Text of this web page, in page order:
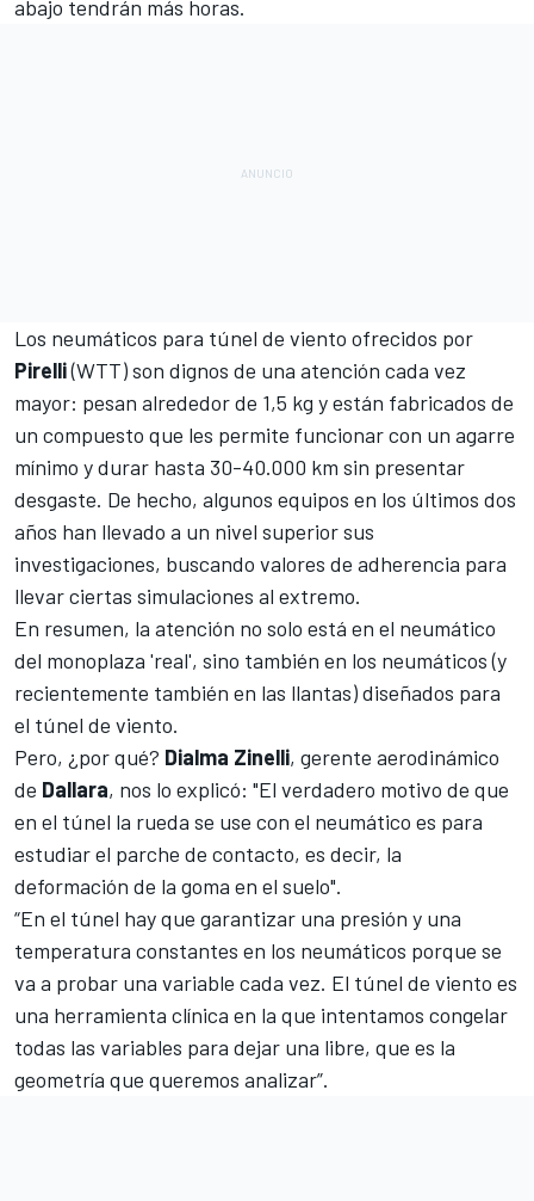
abajo tendrán más horas.
Los neumáticos para túnel de viento ofrecidos por
Pirelli(WTT) son dignos de una atención cada vez
mayor: pesan alrededor de 1,5 kg y están fabricados de
un compuesto que les permite funcionar con un agarre
mínimo y durar hasta 30-40.000 km sin presentar
desgaste. De hecho, algunos equipos en los últimos dos
años han llevado a un nivel superior sus
investigaciones, buscando valores de adherencia para
llevar ciertas simulaciones al extremo.
En resumen, la atención no solo está en el neumático
del monoplaza 'real', sino también en los neumáticos (y
recientemente también en las llantas) diseñados para
el túnel de viento.
Pero, ¿por qué? Dialma Zinelli, gerente aerodinámico
de Dallara, nos lo explicó: "El verdadero motivo de que
en el túnel la rueda se use con el neumático es para
estudiar el parche de contacto, es decir, la
deformación de la goma en el suelo".
“En el túnel hay que garantizar una presión y una
temperatura constantes en los neumáticos porque se
va a probar una variable cada vez. El túnel de viento es
una herramienta clínica en la que intentamos congelar
todas las variables para dejar una libre, que es la
geometría que queremos analizar”.